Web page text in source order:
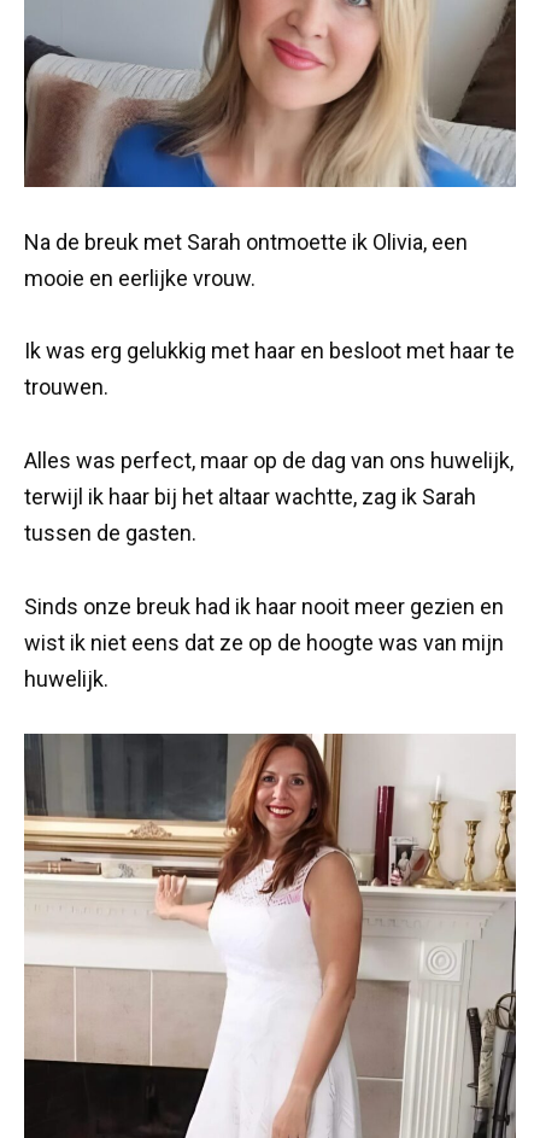
Na de breuk met Sarah ontmoette ik Olivia, een
mooie en eerlijke vrouw.
Ik was erg gelukkig met haar en besloot met haar te
trouwen.
Alles was perfect, maar op de dag van ons huwelijk,
terwijl ik haar bij het altaar wachtte, zag ik Sarah
tussen de gasten.
Sinds onze breuk had ik haar nooit meer gezien en
wist ik niet eens dat ze op de hoogte was van mijn
huwelijk.